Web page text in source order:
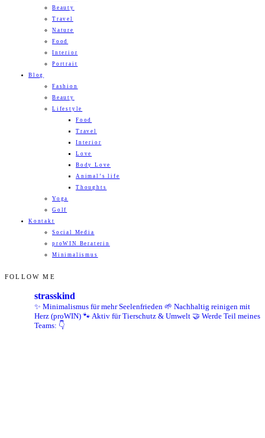
Beauty
Travel
Nature
Food
Interior
Portrait
Blog
Fashion
Beauty
Lifestyle
Food
Travel
Interior
Love
Body Love
Animal’s life
Thoughts
Yoga
Golf
Kontakt
Social Media
proWIN Beraterin
Minimalismus
FOLLOW ME
strasskind
✨ Minimalismus für mehr Seelenfrieden 🌱 Nachhaltig reinigen mit
Herz (proWIN) 🐾 Aktiv für Tierschutz & Umwelt 🤝 Werde Teil meines
Teams: 👇